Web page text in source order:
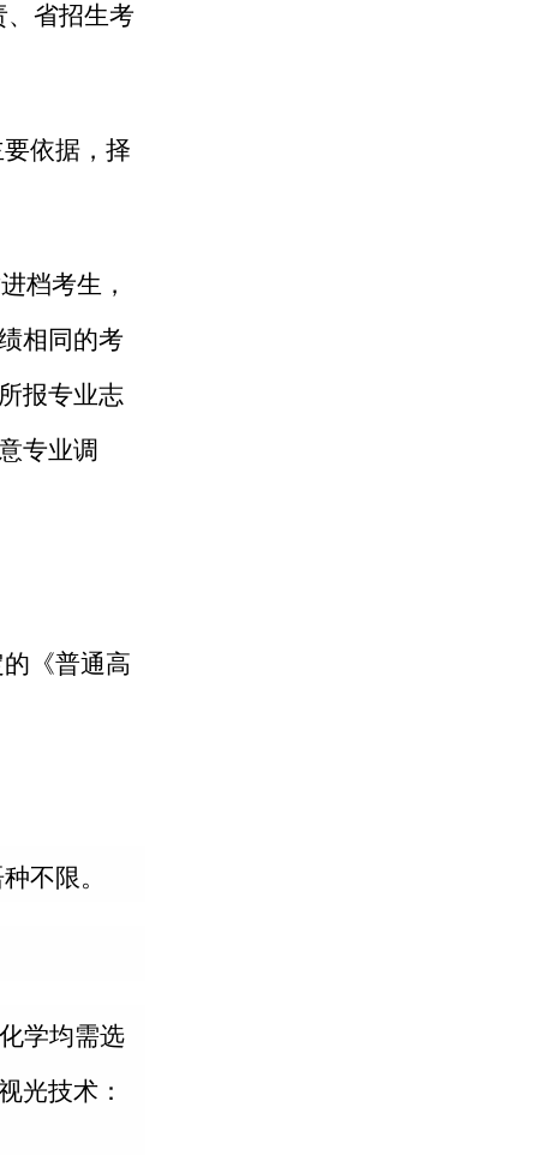
、省招生考
依据，择
档考生，
相同的考
报专业志
专业调
《普通高
不限。
学均需选
光技术：